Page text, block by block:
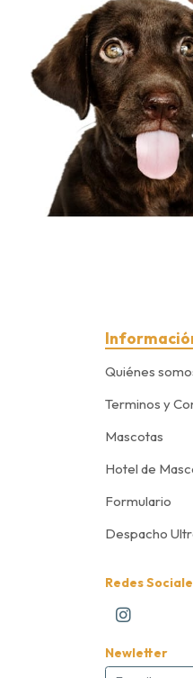
Quiénes
Terminos y
Mascotas
Hotel de
Formulario
Despacho
Redes
Newletter